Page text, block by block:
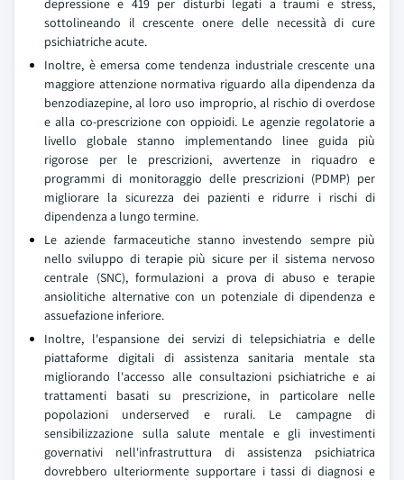
depressione e 419 per disturbi legati a traumi e stress,
sottolineando il crescente onere delle necessità di cure
psichiatriche acute.
Inoltre, è emersa come tendenza industriale crescente una
maggiore attenzione normativa riguardo alla dipendenza da
benzodiazepine, al loro uso improprio, al rischio di overdose
e alla co-prescrizione con oppioidi. Le agenzie regolatorie a
livello globale stanno implementando linee guida più
rigorose per le prescrizioni, avvertenze in riquadro e
programmi di monitoraggio delle prescrizioni (PDMP) per
migliorare la sicurezza dei pazienti e ridurre i rischi di
dipendenza a lungo termine.
Le aziende farmaceutiche stanno investendo sempre più
nello sviluppo di terapie più sicure per il sistema nervoso
centrale (SNC), formulazioni a prova di abuso e terapie
ansiolitiche alternative con un potenziale di dipendenza e
assuefazione inferiore.
Inoltre, l'espansione dei servizi di telepsichiatria e delle
piattaforme digitali di assistenza sanitaria mentale sta
migliorando l'accesso alle consultazioni psichiatriche e ai
trattamenti basati su prescrizione, in particolare nelle
popolazioni underserved e rurali. Le campagne di
sensibilizzazione sulla salute mentale e gli investimenti
governativi nell'infrastruttura di assistenza psichiatrica
dovrebbero ulteriormente supportare i tassi di diagnosi e